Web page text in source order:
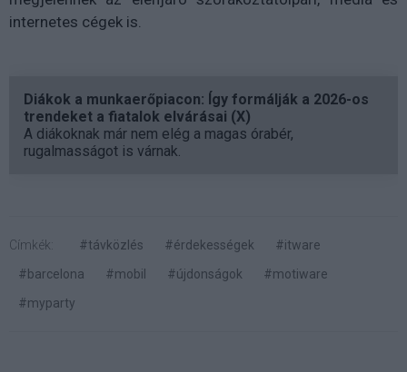
internetes cégek is.
Diákok a munkaerőpiacon: Így formálják a 2026-os
trendeket a fiatalok elvárásai (X)
A diákoknak már nem elég a magas órabér,
rugalmasságot is várnak.
Címkék: #távközlés #érdekességek
#itware
#barcelona
#mobil #újdonságok
#motiware
#myparty